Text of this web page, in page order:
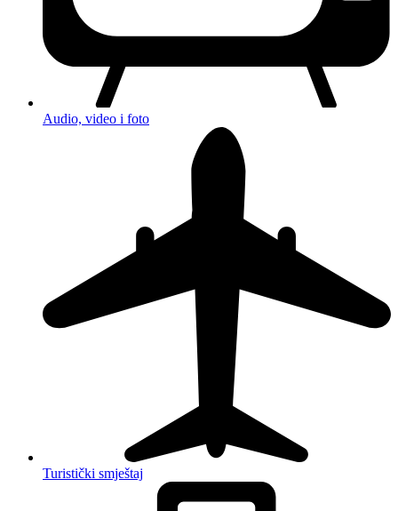
Audio, video i foto
Turistički smještaj